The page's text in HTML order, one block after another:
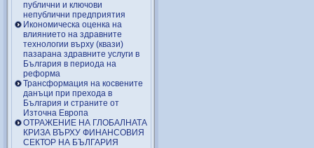
публични и ключови
непублични предприятия
Икономическа оценка на
влиянието на здравните
технологии върху (квази)
пазарана здравните услуги в
България в периода на
реформа
Трансформация на косвените
данъци при прехода в
България и страните от
Източна Европа
ОТРАЖЕНИЕ НА ГЛОБАЛНАТА
КРИЗА ВЪРХУ ФИНАНСОВИЯ
СЕКТОР НА БЪЛГАРИЯ